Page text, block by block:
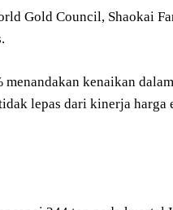
Gold Council, Shaokai
kenaikan
lepas dari kinerja harga